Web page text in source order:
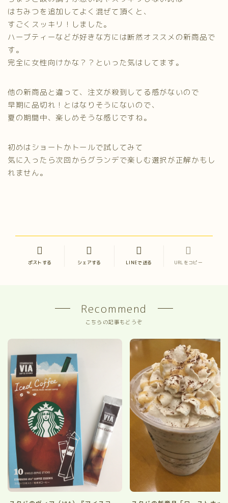
はちみつを追加してよく混ぜて頂くと、
すごくスッキリ！しました。
ハーブティーなどが好きな方には断然オススメの新商品で
す。
完全に女性向けかな？？といった気はしてます。
他の新商品と違って、注文が殺到してる感がないので
早期に品切れ！とはなりそうにないので、
夏の期間中、楽しめそうな感じですね。
初めはショートかトールで試してみて
気に入ったら次回からグランデで楽しむ選択が正解かもし
れません。
ポストする シェアする LINEで送る URLをコピー
Recommend
こちらの記事もどうぞ